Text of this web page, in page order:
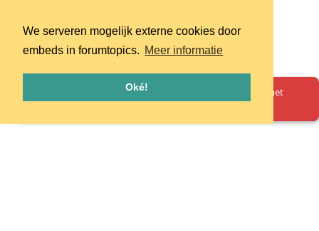
We serveren mogelijk externe cookies door
embeds in forumtopics. Meer informatie
Oké!
Oeps! Er is iets misgegaan. Herlaad de pagina en probeer het
opnieuw.